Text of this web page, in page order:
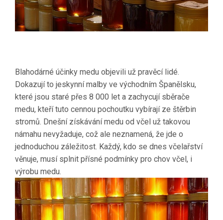
Blahodárné účinky medu objevili už pravěcí lidé.
Dokazují to jeskynní malby ve východním Španělsku,
které jsou staré přes 8 000 let a zachycují sběrače
medu, kteří tuto cennou pochoutku vybírají ze štěrbin
stromů. Dnešní získávání medu od včel už takovou
námahu nevyžaduje, což ale neznamená, že jde o
jednoduchou záležitost. Každý, kdo se dnes včelařství
věnuje, musí splnit přísné podmínky pro chov včel, i
výrobu medu.